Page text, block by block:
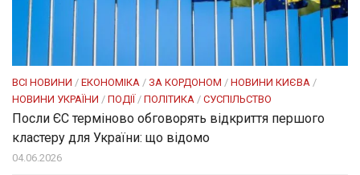
ВСІ НОВИНИ / ЕКОНОМІКА / ЗА КОРДОНОМ / НОВИНИ КИЄВА /
НОВИНИ УКРАЇНИ / ПОДІЇ / ПОЛІТИКА / СУСПІЛЬСТВО
Посли ЄC терміново обговорять відкриття першого
кластеру для України: що відомо
04.06.2026